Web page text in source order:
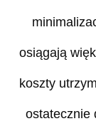
osiągają
koszty
ostatecznie